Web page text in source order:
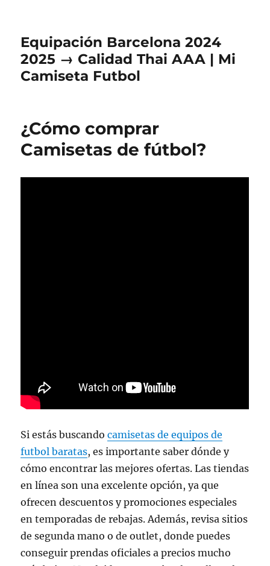
Equipación Barcelona 2024
2025 → Calidad Thai AAA | Mi
Camiseta Futbol
¿Cómo comprar
Camisetas de fútbol?
Si estás buscandocamisetas de equipos de
futbol baratas, es importante saber dónde y
cómo encontrar las mejores ofertas. Las tiendas
en línea son una excelente opción, ya que
ofrecen descuentos y promociones especiales
en temporadas de rebajas. Además, revisa sitios
de segunda mano o de outlet, donde puedes
conseguir prendas oficiales a precios mucho